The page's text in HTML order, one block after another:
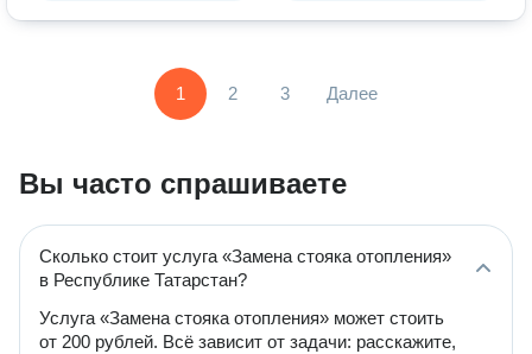
1 2 3 Далее
Вы часто спрашиваете
Сколько стоит услуга «Замена стояка отопления»
в Республике Татарстан?
Услуга «Замена стояка отопления» может стоить
от 200 рублей. Всё зависит от задачи: расскажите,